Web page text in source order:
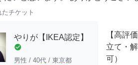
チケット
やりが【IKEA認定】
check_circle
男性 / 40代 / 東京都
【高評
立て・
可）